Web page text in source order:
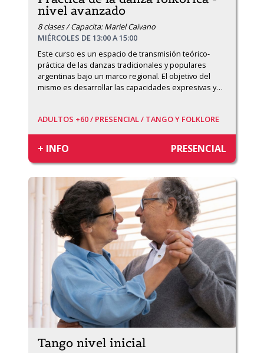
nivel avanzado
8 clases / Capacita: Mariel Caivano
MIÉRCOLES DE 13:00 A 15:00
Este curso es un espacio de transmisión teórico-
práctica de las danzas tradicionales y populares
argentinas bajo un marco regional. El objetivo del
mismo es desarrollar las capacidades expresivas y…
ADULTOS +60 / PRESENCIAL / TANGO Y FOLKLORE
+ INFO PRESENCIAL
Tango nivel inicial